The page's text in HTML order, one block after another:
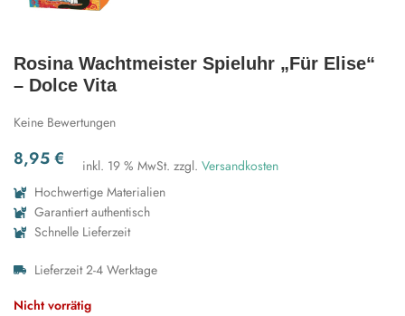
Rosina Wachtmeister Spieluhr „Für Elise“
– Dolce Vita
Keine Bewertungen
8,95€ inkl. 19 % MwSt. zzgl. Versandkosten
Hochwertige Materialien
Garantiert authentisch
Schnelle Lieferzeit
Lieferzeit 2-4 Werktage
Nicht vorrätig